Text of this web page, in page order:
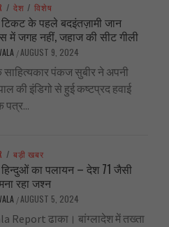
/ देश / विशेष
टिकट के पहले बदइंतज़ामी जान
में जगह नहीं, जहाज की सीट गीली
/AUGUST 9, 2024
पंकज सुबीर ने अपनी
की इंडिगो से हुई कष्टप्रद हवाई
पत्र...
/ बड़ी खबर
का पलायन – देश 71 जैसी
रहा जश्न
/AUGUST 5, 2024
Report ढाका। बांग्लादेश में तख्ता